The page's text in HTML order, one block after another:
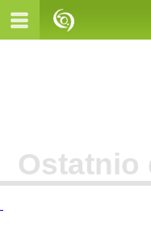
Ostatnio